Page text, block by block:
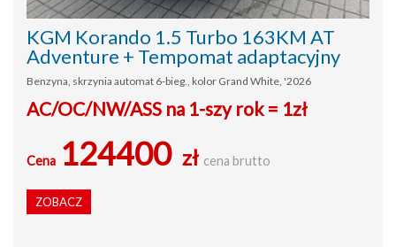
KGM Korando 1.5 Turbo 163KM AT
Adventure + Tempomat adaptacyjny
Benzyna, skrzynia automat 6-bieg., kolor Grand White, '2026
AC/OC/NW/ASS na 1-szy rok = 1zł
Cena 124400 zł cena brutto
ZOBACZ